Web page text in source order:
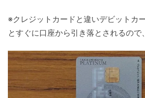
※クレジットカードと違いデビットカ
とすぐに口座から引き落とされるので